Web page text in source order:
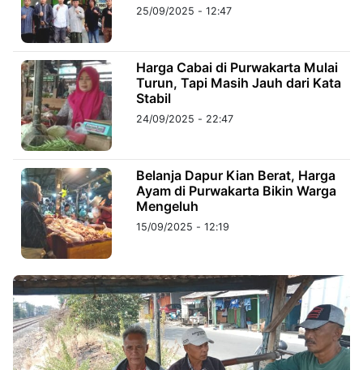
PT.
Kabarbaru
Media
Holding
25/09/2025 - 12:47
Harga Cabai di Purwakarta Mulai
Turun, Tapi Masih Jauh dari Kata
Stabil
24/09/2025 - 22:47
Belanja Dapur Kian Berat, Harga
Ayam di Purwakarta Bikin Warga
Mengeluh
15/09/2025 - 12:19